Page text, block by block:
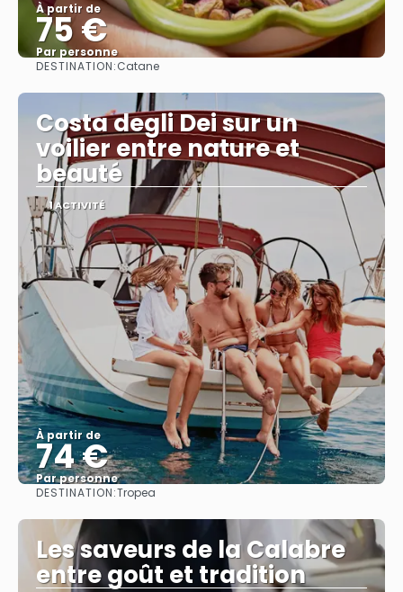
À partir de
75 €
Par personne
DESTINATION:Catane
Costa degli Dei sur un
voilier entre nature et
beauté
1 ACTIVITÉ
À partir de
74 €
Par personne
DESTINATION:Tropea
Les saveurs de la Calabre
entre goût et tradition